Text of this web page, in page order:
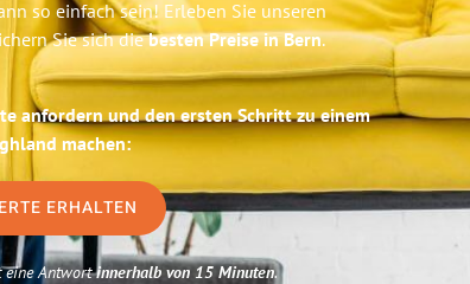
so einfach sein! Erleben Sie unseren
Sie sich diebesten Preise in Bern.
anfordern und den ersten Schritt zu einem
machen:
ERHALTEN
Antwortinnerhalb von 15 Minuten.